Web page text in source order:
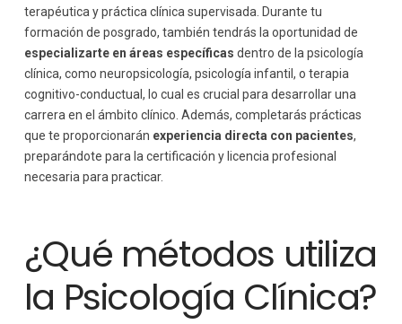
terapéutica y práctica clínica supervisada. Durante tu
formación de posgrado, también tendrás la oportunidad de
especializarte en áreas específicas dentro de la psicología
clínica, como neuropsicología, psicología infantil, o terapia
cognitivo-conductual, lo cual es crucial para desarrollar una
carrera en el ámbito clínico. Además, completarás prácticas
que te proporcionarán experiencia directa con pacientes,
preparándote para la certificación y licencia profesional
necesaria para practicar.
¿Qué métodos utiliza
la Psicología Clínica?